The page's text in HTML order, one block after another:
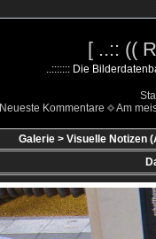
[ ..:: ((
..::::::: Die
Neueste Kommentare Am
Galerie> Visuelle Notizen